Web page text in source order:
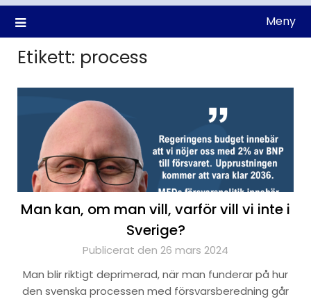
Meny
Etikett: process
Man kan, om man vill, varför vill vi inte i
Sverige?
Publicerat den 26 mars 2024
Man blir riktigt deprimerad, när man funderar på hur
den svenska processen med försvarsberedning går